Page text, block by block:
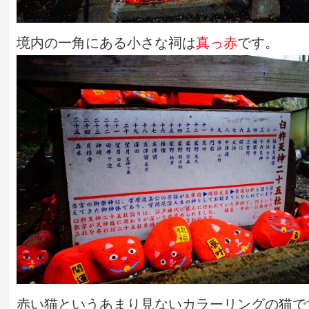
境内の一角にある小さな祠は真っ赤です。
赤い猫というあまり見ないカラーリングの猫